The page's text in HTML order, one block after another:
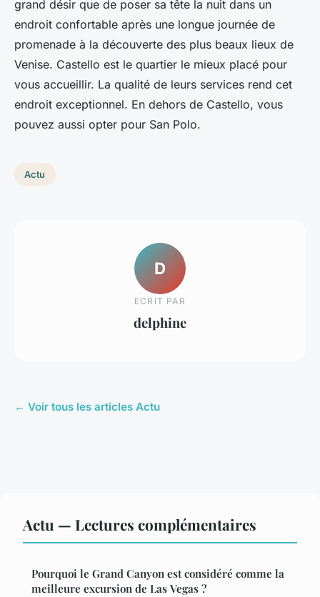
grand désir que de poser sa tête la nuit dans un
endroit confortable après une longue journée de
promenade à la découverte des plus beaux lieux de
Venise. Castello est le quartier le mieux placé pour
vous accueillir. La qualité de leurs services rend cet
endroit exceptionnel. En dehors de Castello, vous
pouvez aussi opter pour San Polo.
Actu
D
ECRIT PAR
delphine
← Voir tous les articles Actu
Actu — Lectures complémentaires
Pourquoi le Grand Canyon est considéré comme la
meilleure excursion de Las Vegas ?